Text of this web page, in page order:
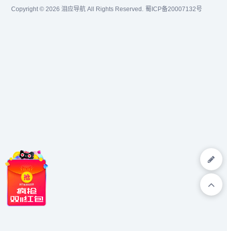
健康等分类网站。...
Copyright © 2026 泪应导航 All Rights Reserved. 蜀ICP备20007132号